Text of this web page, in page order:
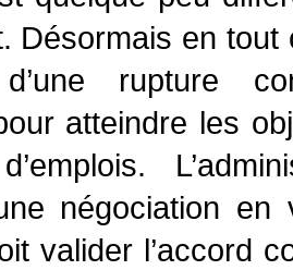
Désormais en
rupture
atteindre les
négociation
valider l’accord